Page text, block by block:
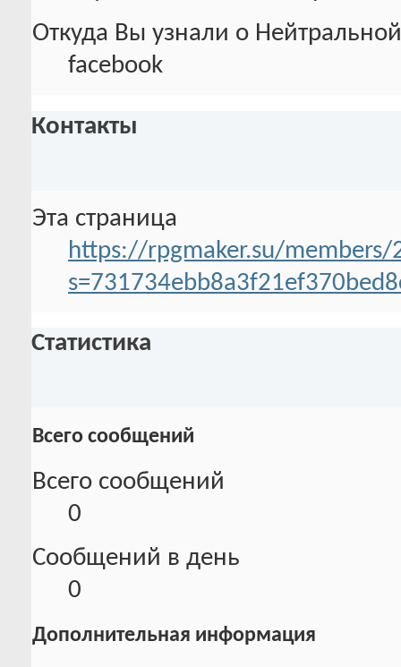
Откуда Вы узнали о
facebook
Контакты
Эта страница
https://rpgmaker.su/
Статистика
Всего сообщений
Всего сообщений
0
Сообщений в день
0
Дополнительная информация